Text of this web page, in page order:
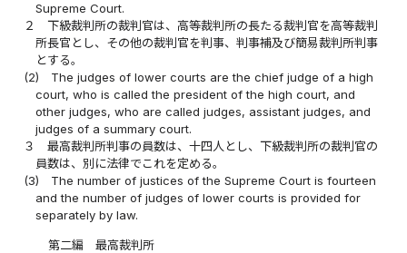
Supreme Court.
２
下級裁判所の裁判官は、高等裁判所の長たる裁判官を高等裁判
所長官とし、その他の裁判官を判事、判事補及び簡易裁判所判事
とする。
(2)
The judges of lower courts are the chief judge of a high
court, who is called the president of the high court, and
other judges, who are called judges, assistant judges, and
judges of a summary court.
３
最高裁判所判事の員数は、十四人とし、下級裁判所の裁判官の
員数は、別に法律でこれを定める。
(3)
The number of justices of the Supreme Court is fourteen
and the number of judges of lower courts is provided for
separately by law.
第二編 最高裁判所